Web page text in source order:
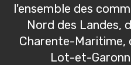
l'ensemble des
Nord des Landes,
Charente-Maritime,
Lot-et-